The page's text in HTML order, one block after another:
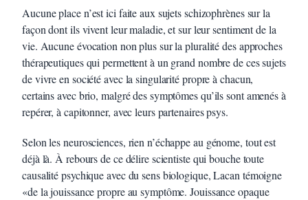
Aucune place n’est ici faite aux sujets schizophrènes sur la
façon dont ils vivent leur maladie, et sur leur sentiment de la
vie. Aucune évocation non plus sur la pluralité des approches
thérapeutiques qui permettent à un grand nombre de ces sujets
de vivre en société avec la singularité propre à chacun,
certains avec brio, malgré des symptômes qu’ils sont amenés à
repérer, à capitonner, avec leurs partenaires psys.
Selon les neurosciences, rien n’échappe au génome, tout est
déjà là. À rebours de ce délire scientiste qui bouche toute
causalité psychique avec du sens biologique, Lacan témoigne
«de la jouissance propre au symptôme. Jouissance opaque